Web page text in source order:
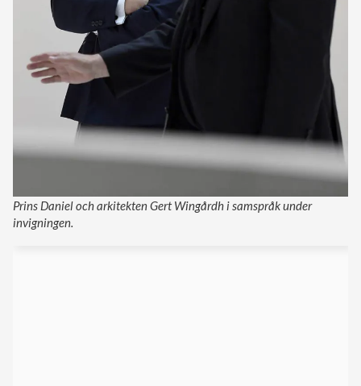
Prins Daniel och arkitekten Gert Wingårdh i samspråk under
invigningen.